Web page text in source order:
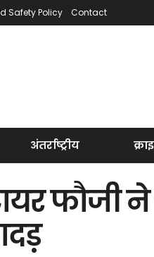
Safety Policy Contact
अंतर्राष्ट्रीय
फौजी